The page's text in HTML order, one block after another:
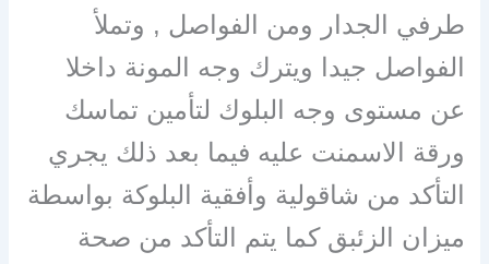
طرفي الجدار ومن الفواصل , وتملأ
الفواصل جيدا ويترك وجه المونة داخلا
عن مستوى وجه البلوك لتأمين تماسك
ورقة الاسمنت عليه فيما بعد ذلك يجري
التأكد من شاقولية وأفقية البلوكة بواسطة
ميزان الزئبق كما يتم التأكد من صحة